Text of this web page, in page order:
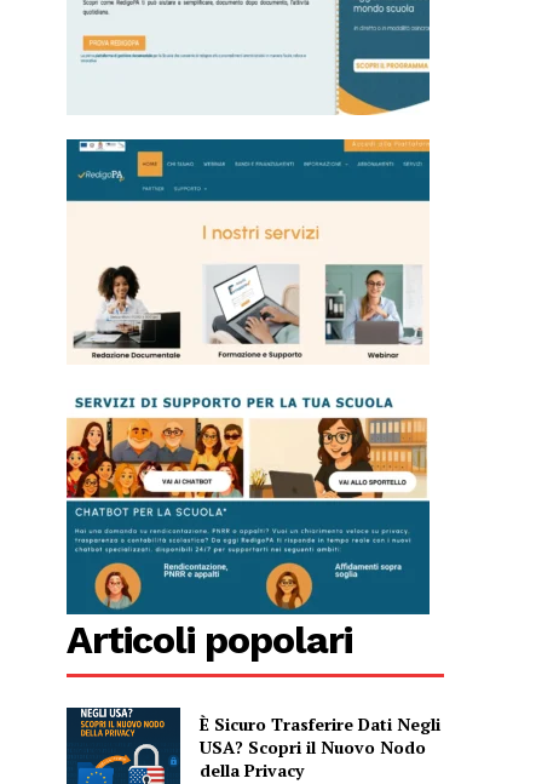
Articoli popolari
È Sicuro Trasferire Dati Negli
USA? Scopri il Nuovo Nodo
della Privacy